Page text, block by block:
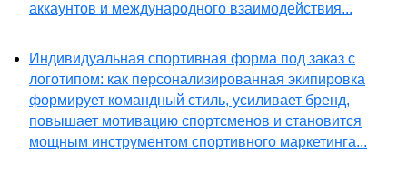
аккаунтов и международного взаимодействия...
Индивидуальная спортивная форма под заказ с
логотипом: как персонализированная экипировка
формирует командный стиль, усиливает бренд,
повышает мотивацию спортсменов и становится
мощным инструментом спортивного маркетинга...